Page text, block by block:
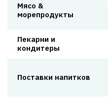
Мясо &
морепродукты
Пекарни и
кондитеры
Поставки напитков